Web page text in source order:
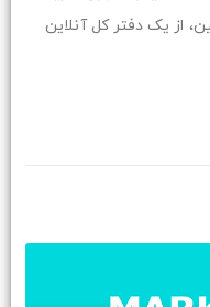
از یک دفتر کل آنلاین